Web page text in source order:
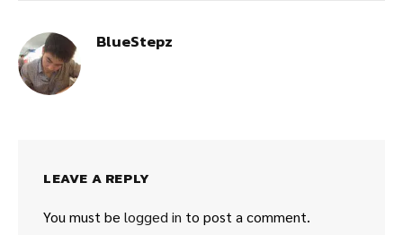
BlueStepz
LEAVE A REPLY
You must be logged in to post a comment.